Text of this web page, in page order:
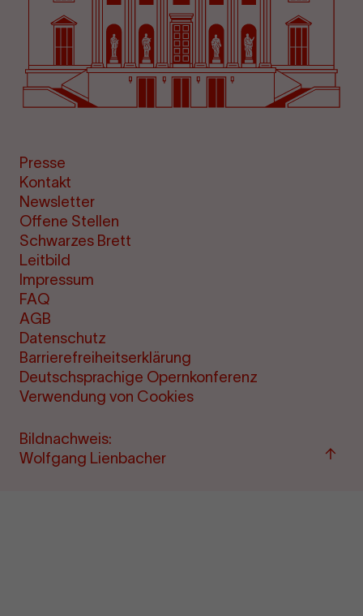
Presse
Kontakt
Newsletter
Offene Stellen
Schwarzes Brett
Leitbild
Impressum
FAQ
AGB
Datenschutz
Barrierefreiheitserklärung
Deutschsprachige Opernkonferenz
Verwendung von Cookies
Bildnachweis:
Wolfgang Lienbacher
Zum